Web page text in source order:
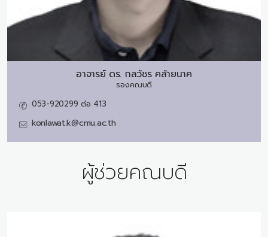
อาจารย์ ดร. กลวัชร คล้ายนาค
รองคณบดี
053-920299 ต่อ 413
konlawat.k@cmu.ac.th
ผู้ช่วยคณบดี